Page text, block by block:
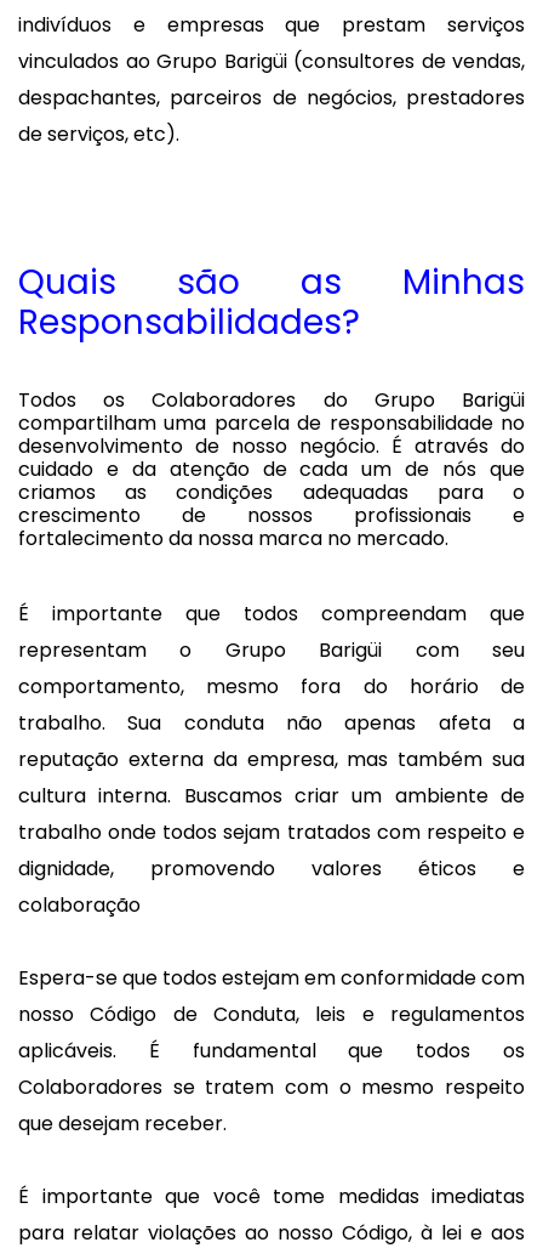
indivíduos e empresas que prestam serviços
vinculados ao Grupo Barigüi (consultores de vendas,
despachantes, parceiros de negócios, prestadores
de serviços, etc).
Quais são as Minhas
Responsabilidades?
Todos os Colaboradores do Grupo Barigüi
compartilham uma parcela de responsabilidade no
desenvolvimento de nosso negócio. É através do
cuidado e da atenção de cada um de nós que
criamos as condições adequadas para o
crescimento de nossos profissionais e
fortalecimento da nossa marca no mercado.
É importante que todos compreendam que
representam o Grupo Barigüi com seu
comportamento, mesmo fora do horário de
trabalho. Sua conduta não apenas afeta a
reputação externa da empresa, mas também sua
cultura interna. Buscamos criar um ambiente de
trabalho onde todos sejam tratados com respeito e
dignidade, promovendo valores éticos e
colaboração
Espera-se que todos estejam em conformidade com
nosso Código de Conduta, leis e regulamentos
aplicáveis. É fundamental que todos os
Colaboradores se tratem com o mesmo respeito
que desejam receber.
É importante que você tome medidas imediatas
para relatar violações ao nosso Código, à lei e aos